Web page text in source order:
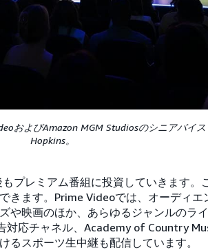
およびAmazon MGM Studiosのシニアバイ
Hopkins。
プレミアム番組に投資していきます。
きます。Prime Videoでは、オーディエ
や映画のほか、あらゆるジャンルのラ
対応チャネル、Academy of Country
るスポーツ生中継も配信しています。